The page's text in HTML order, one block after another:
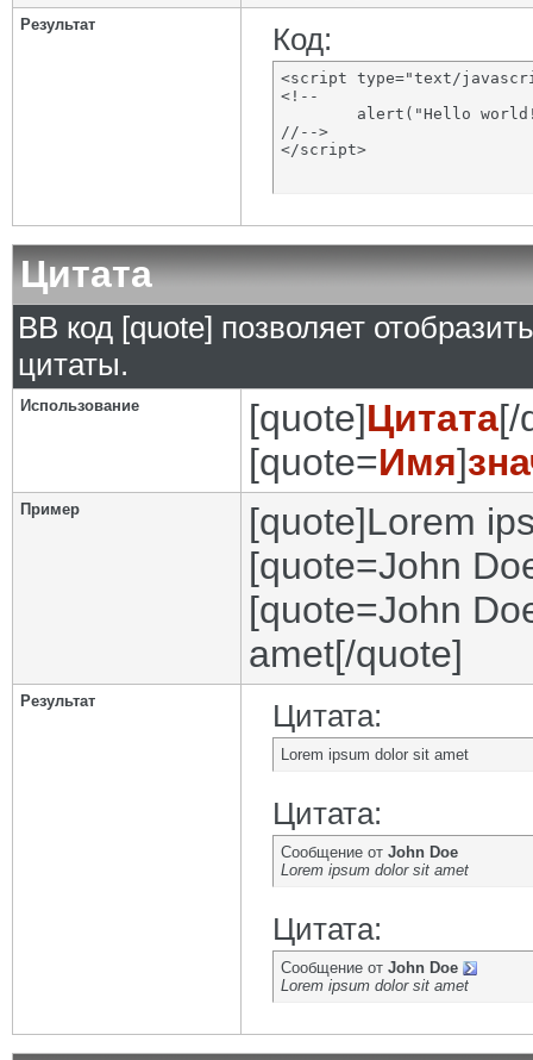
Результат Код:
<script type="text/
<!--
//-->
</script>
Цитата
BB код [quote] позволяет
цитаты.
Использование [quote]Цитата[/
[quote=Имя]
Пример
[quote]Lorem
[quote=John
[quote=John
amet[/quote]
Результат Цитата:
Lorem ipsum dolor sit amet
Цитата:
Сообщение от John Doe
Lorem ipsum dolor sit amet
Цитата:
Сообщение от John Doe
Lorem ipsum dolor sit amet